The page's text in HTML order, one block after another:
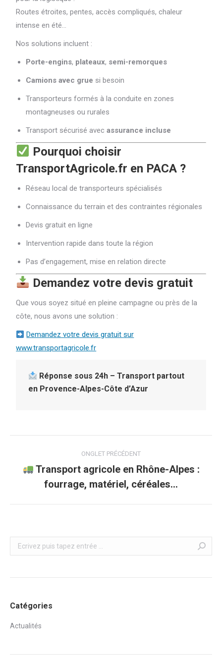
Routes étroites, pentes, accès compliqués, chaleur
intense en été…
Nos solutions incluent :
Porte-engins, plateaux, semi-remorques
Camions avec grue si besoin
Transporteurs formés à la conduite en zones
montagneuses ou rurales
Transport sécurisé avecassurance incluse
Pourquoi choisir
TransportAgricole.fr en PACA ?
Réseau local de transporteurs spécialisés
Connaissance du terrain et des contraintes régionales
Devis gratuit en ligne
Intervention rapide dans toute la région
Pas d’engagement, mise en relation directe
Demandez votre devis gratuit
Que vous soyez situé en pleine campagne ou près de la
côte, nous avons une solution :
Demandez votre devis gratuit sur
www.transportagricole.fr
Réponse sous 24h – Transport partout
en Provence-Alpes-Côte d’Azur
Navigation
de
commentaire
ONGLET PRÉCÉDENT
précédent
Transport agricole en Rhône-Alpes :
fourrage, matériel, céréales…
Recherche
Catégories
Actualités